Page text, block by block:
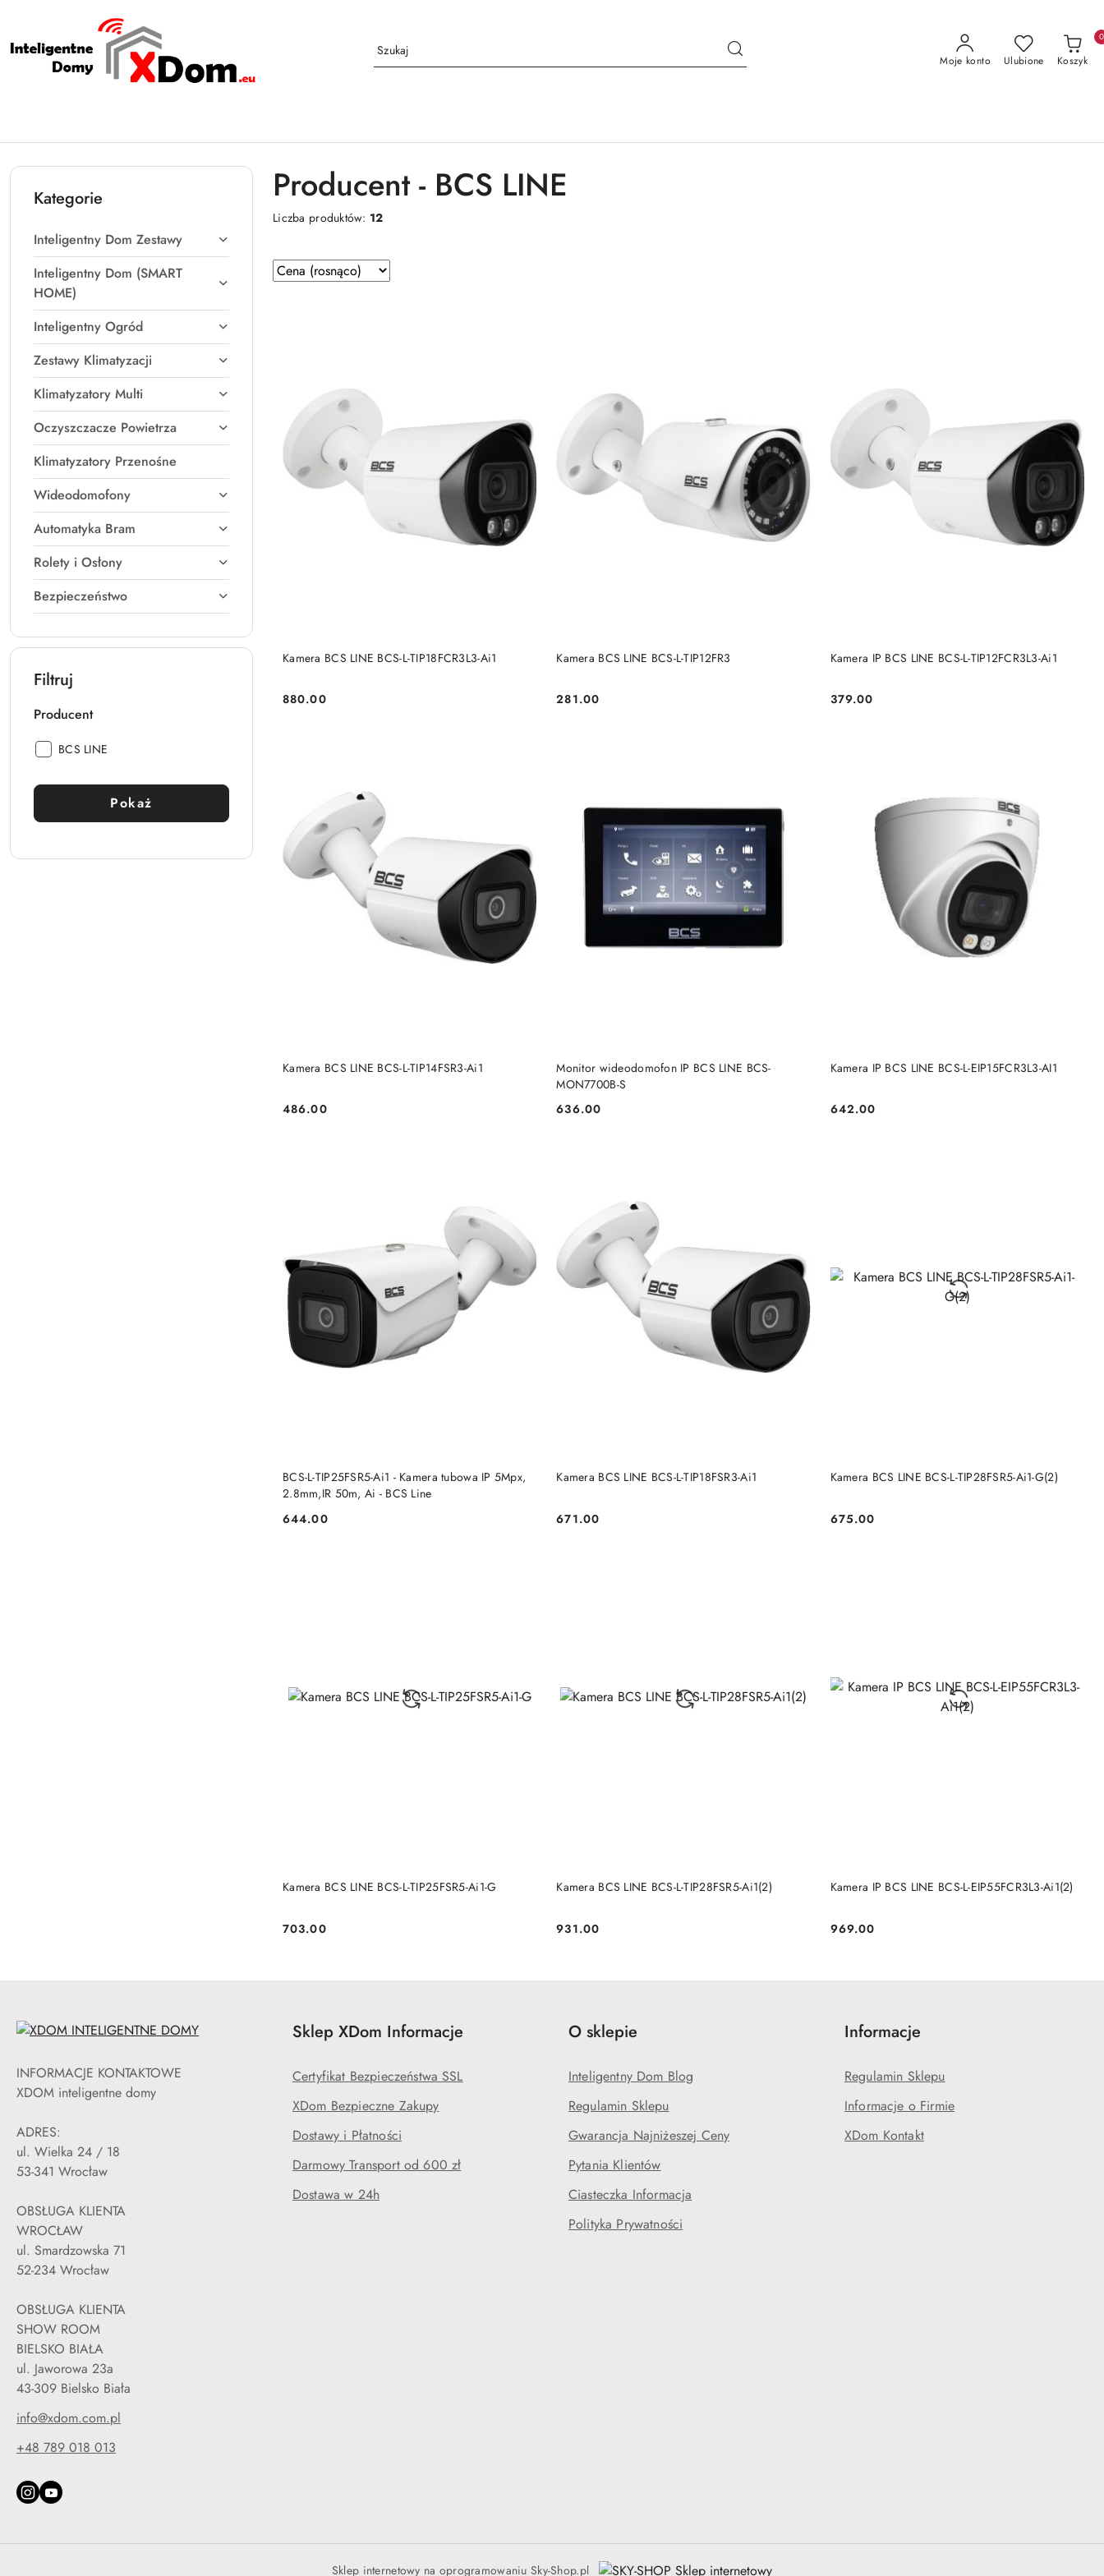
Przejdź do treści głównej
Przejdź do wyszukiwarki
Przejdź do moje konto
Przejdź do menu głównego
Przejdź do stopki
Moje konto Ulubione Koszyk
0
Kategorie
Inteligentny Dom Zestawy
Inteligentny Dom (SMART
HOME)
Inteligentny Ogród
Zestawy Klimatyzacji
Klimatyzatory Multi
Oczyszczacze Powietrza
Klimatyzatory Przenośne
Wideodomofony
Automatyka Bram
Rolety i Osłony
Bezpieczeństwo
Filtruj
Producent
Producent:
BCS LINE
Pokaż
Producent - BCS LINE
Liczba produktów: 12
Zastosowano
sortowanie:
Sortuj
według
Kamera BCS LINE BCS-L-TIP18FCR3L3-Ai1
Cena:
880.00
DODAJ DO KOSZYKA Kamera BCS LINE BCS-L-TIP12FR3
Cena:
281.00
Kamera IP BCS LINE BCS-L-TIP12FCR3L3-Ai1
Cena:
379.00
Kamera BCS LINE BCS-L-TIP14FSR3-Ai1
Cena:
486.00
Monitor wideodomofon IP BCS LINE BCS-
MON7700B-S
Cena:
636.00
BRAK TOWARU Kamera IP BCS LINE BCS-L-EIP15FCR3L3-AI1
Cena:
642.00
BCS-L-TIP25FSR5-Ai1 - Kamera tubowa IP 5Mpx,
2.8mm,IR 50m, Ai - BCS Line
Cena:
644.00
BRAK TOWARU Kamera BCS LINE BCS-L-TIP18FSR3-Ai1
Cena:
671.00
BRAK TOWARU Kamera BCS LINE BCS-L-TIP28FSR5-Ai1-G(2)
Cena:
675.00
BRAK TOWARU
Kamera BCS LINE BCS-L-TIP25FSR5-Ai1-G
Cena:
703.00
BRAK TOWARU Kamera BCS LINE BCS-L-TIP28FSR5-Ai1(2)
Cena:
931.00
BRAK TOWARU Kamera IP BCS LINE BCS-L-EIP55FCR3L3-Ai1(2)
Cena:
969.00
BRAK TOWARU
INFORMACJE KONTAKTOWE
XDOM inteligentne domy
ADRES:
ul. Wielka 24 / 18
53-341 Wrocław
OBSŁUGA KLIENTA
WROCŁAW
ul. Smardzowska 71
52-234 Wrocław
OBSŁUGA KLIENTA
SHOW ROOM
BIELSKO BIAŁA
ul. Jaworowa 23a
43-309 Bielsko Biała
info@xdom.com.pl
+48 789 018 013
Sklep XDom Informacje
Certyfikat Bezpieczeństwa SSL
XDom Bezpieczne Zakupy
Dostawy i Płatności
Darmowy Transport od 600 zł
Dostawa w 24h
O sklepie
Inteligentny Dom Blog
Regulamin Sklepu
Gwarancja Najniżeszej Ceny
Pytania Klientów
Ciasteczka Informacja
Polityka Prywatności
Informacje
Regulamin Sklepu
Informacje o Firmie
XDom Kontakt
Sklep internetowy na oprogramowaniu Sky-Shop.pl